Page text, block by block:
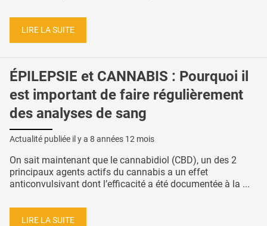
LIRE LA SUITE
ÉPILEPSIE et CANNABIS : Pourquoi il
est important de faire régulièrement
des analyses de sang
Actualité publiée il y a 8 années 12 mois
On sait maintenant que le cannabidiol (CBD), un des 2
principaux agents actifs du cannabis a un effet
anticonvulsivant dont l’efficacité a été documentée à la ...
LIRE LA SUITE